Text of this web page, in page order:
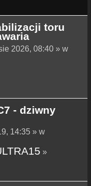
toru
2026, 08:40 » w
- dziwny
14:35 » w
»